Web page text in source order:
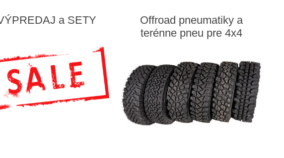
a SETY
Offroad pneumatiky a
terénne pneu pre 4x4